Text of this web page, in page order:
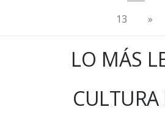
13
»
LO MÁS
CULTURA